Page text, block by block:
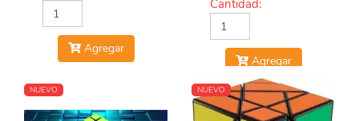
Agregar
Cantidad:
Agregar
NUEVO NUEVO